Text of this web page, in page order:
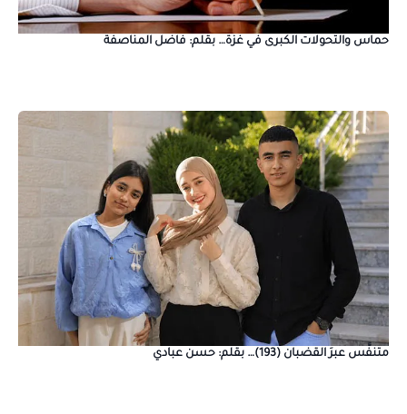
حماس والتحولات الكبرى في غزة… بقلم: فاضل المناصفة
متنفَّس عبرَ القضبان (193)… بقلم: حسن عبادي